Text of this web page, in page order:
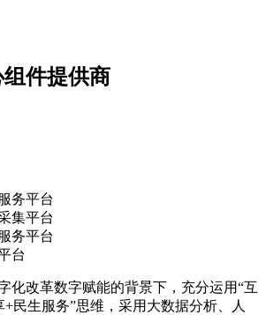
件提供商
务平台
集平台
务平台
台
化改革数字赋能的背景下，充分运用“互
民生服务”思维，采用大数据分析、人